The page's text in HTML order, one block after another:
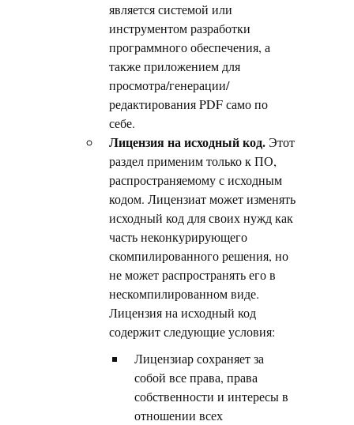
является системой или
инструментом разработки
программного обеспечения, а
также приложением для
просмотра/генерации/
редактирования PDF само по
себе.
Лицензия на исходный код. Этот
раздел применим только к ПО,
распространяемому с исходным
кодом. Лицензиат может изменять
исходный код для своих нужд как
часть неконкурирующего
скомпилированного решения, но
не может распространять его в
нескомпилированном виде.
Лицензия на исходный код
содержит следующие условия:
Лицензиар сохраняет за
собой все права, права
собственности и интересы в
отношении всех